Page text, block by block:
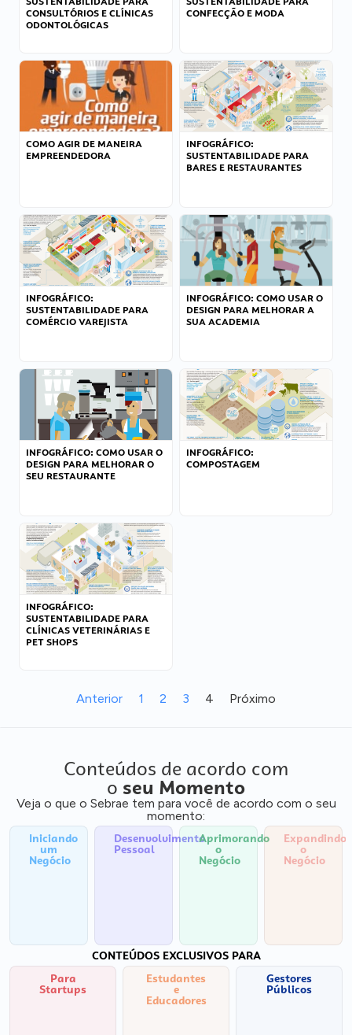
CONSULTÓRIOS E CLÍNICAS
ODONTOLÓGICAS
CONFECÇÃO E MODA
COMO AGIR DE MANEIRA
EMPREENDEDORA
INFOGRÁFICO:
SUSTENTABILIDADE PARA
BARES E RESTAURANTES
INFOGRÁFICO:
SUSTENTABILIDADE PARA
COMÉRCIO VAREJISTA
INFOGRÁFICO: COMO USAR O
DESIGN PARA MELHORAR A
SUA ACADEMIA
INFOGRÁFICO: COMO USAR O
DESIGN PARA MELHORAR O
SEU RESTAURANTE
INFOGRÁFICO:
COMPOSTAGEM
INFOGRÁFICO:
SUSTENTABILIDADE PARA
CLÍNICAS VETERINÁRIAS E
PET SHOPS
Anterior 1 2 3 4 Próximo
Conteúdos de acordo com
o seu Momento
Veja o que o Sebrae tem para você de acordo com o seu
momento:
Iniciando
um
Negócio
Desenvolvimento
Pessoal
Aprimorando
o
Negócio
Expandindo
o
Negócio
CONTEÚDOS EXCLUSIVOS PARA
Para
Startups
Estudantes
e
Educadores
Gestores
Públicos